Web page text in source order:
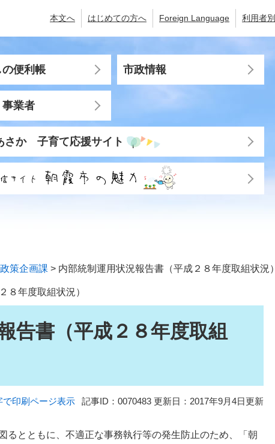
本文へ はじめての方へ Foreign Language 利用者別
の便利帳 市政情報
業者
さか 子育て応援サイト
政策企画課 > 内部統制運用状況報告書（平成２８年度取組状況）
８年度取組状況）
告書（平成２８年度取組
で印刷ページ表示 記事ID：0070483 更新日：2017年9月4日更新
るとともに、不適正な事務執行等の発生防止のため、「朝